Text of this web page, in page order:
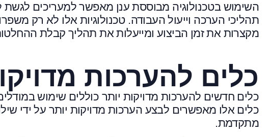
השימוש בטכנולוגיה מבוססת ענן מאפשר למעריכים
תהליכי הערכה וייעול העבודה. טכנולוגיות אלו לא רק
מקצרות את זמן הביצוע ומייעלות את תהליך קבלת
כלים להערכות
כלים חדשים להערכות מדויקות יותר כוללים שימוש
כלים אלו מאפשרים לבצע הערכות מדויקות יותר על ידי
מתקדמת.